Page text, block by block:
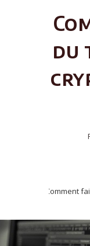
du
Comment